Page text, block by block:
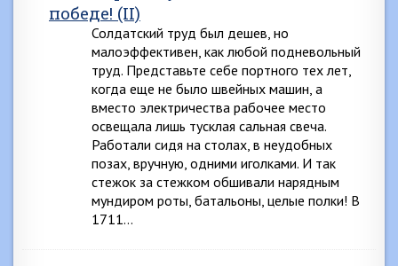
победе! (II)
Солдатский труд был дешев, но
малоэффективен, как любой подневольный
труд. Представьте себе портного тех лет,
когда еще не было швейных машин, а
вместо электричества рабочее место
освещала лишь тусклая сальная свеча.
Работали сидя на столах, в неудобных
позах, вручную, одними иголками. И так
стежок за стежком обшивали нарядным
мундиром роты, батальоны, целые полки! В
1711…